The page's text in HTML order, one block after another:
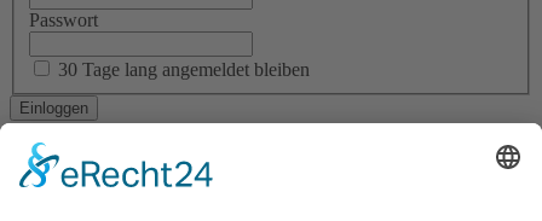
Passwort
30 Tage lang angemeldet bleiben
Ich habe mein Passwort vergessen
Navigation